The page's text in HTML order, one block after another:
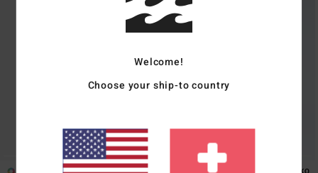
Welcome!
Choose your ship-to country